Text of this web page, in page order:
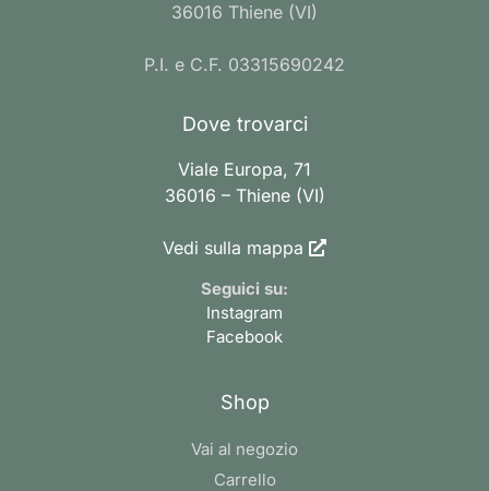
36016 Thiene (VI)
P.I. e C.F. 03315690242
Dove trovarci
Viale Europa, 71
36016 – Thiene (VI)
Vedi sulla mappa
Seguici su:
Instagram
Facebook
Shop
Vai al negozio
Carrello